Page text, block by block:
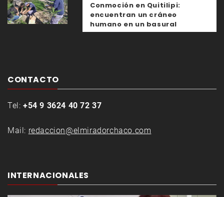
Conmoción en Quitilipi:
encuentran un cráneo
humano en un basural
CONTACTO
Tel: +54 9 3624 40 72 37
Mail: redaccion@elmiradorchaco.com
INTERNACIONALES